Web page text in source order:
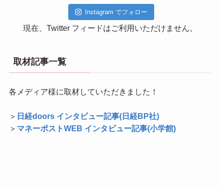
Instagram でフォロー
現在、Twitter フィードはご利用いただけません。
取材記事一覧
各メディア様に取材していただきました！
＞ 日経doors インタビュー記事(日経BP社)
＞ マネーポストWEB インタビュー記事(小学館)